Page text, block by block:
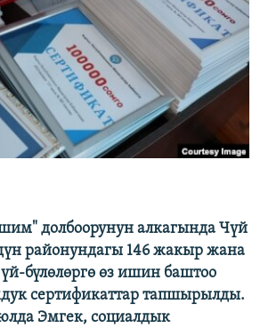
долбоорунун алкагында Чүй
районундагы 146 жакыр жана
бүлөлөргө өз ишин баштоо
сертификаттар тапшырылды.
Эмгек, социалдык